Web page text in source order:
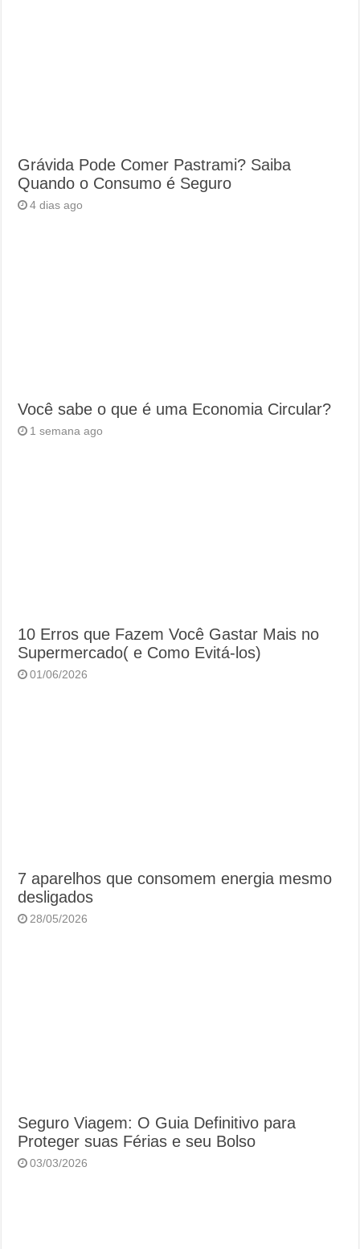
Grávida Pode Comer Pastrami? Saiba
Quando o Consumo é Seguro
4 dias ago
Você sabe o que é uma Economia Circular?
1 semana ago
10 Erros que Fazem Você Gastar Mais no
Supermercado( e Como Evitá-los)
01/06/2026
7 aparelhos que consomem energia mesmo
desligados
28/05/2026
Seguro Viagem: O Guia Definitivo para
Proteger suas Férias e seu Bolso
03/03/2026